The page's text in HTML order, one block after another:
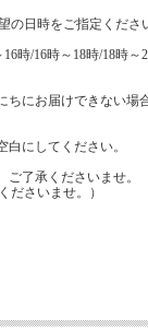
の日時をご指定くださ
時/16時～18時/18時～
ちにお届けできない場
にしてください。
了承くださいませ。
ださいませ。）